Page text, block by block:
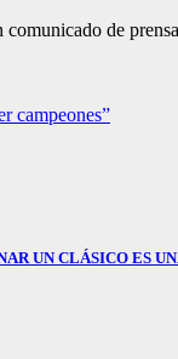
de
campeones”
UN CLÁSICO ES